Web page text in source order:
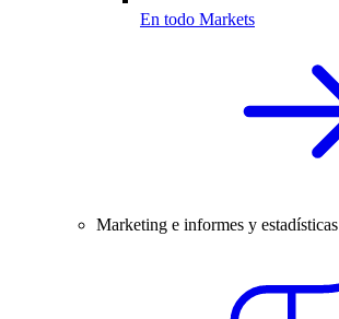
En todo Markets
Marketing e informes y estadísticas